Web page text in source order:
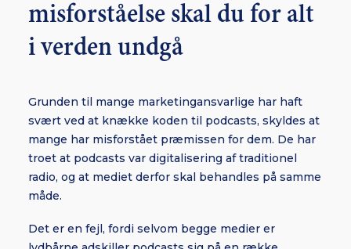
misforståelse skal du for alt
i verden undgå
Grunden til mange marketingansvarlige har haft
svært ved at knække koden til podcasts, skyldes at
mange har misforstået præmissen for dem. De har
troet at podcasts var digitalisering af traditionel
radio, og at mediet derfor skal behandles på samme
måde.
Det er en fejl, fordi selvom begge medier er